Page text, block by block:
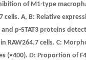
of M1-type
cells.A,B: Relative
and p-STAT3 proteins
RAW264.7 cells.C:
(×400). D: Proportion of